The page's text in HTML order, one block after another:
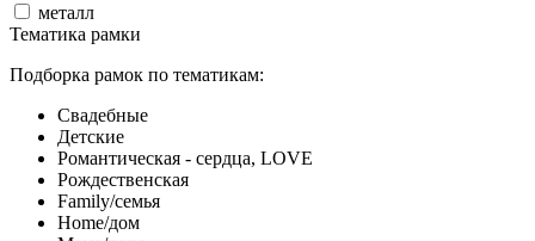
металл
Тематика рамки
Подборка рамок по тематикам:
Свадебные
Детские
Романтическая - сердца, LOVE
Рождественская
Family/семья
Home/дом